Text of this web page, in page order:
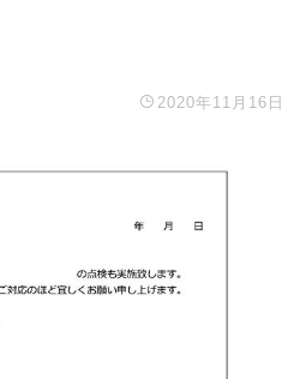
2020年11月16日